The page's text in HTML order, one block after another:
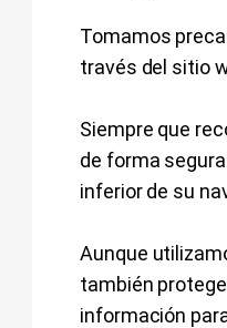
Tomamos
través del sitio
Siempre que
de forma
inferior de su
Aunque
también
información